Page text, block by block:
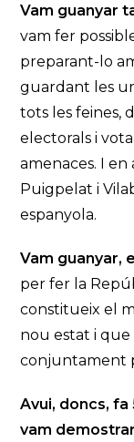
Vam guanyar
vam fer
preparant-lo
guardant les
tots les feines,
electorals i
amenaces. I en
Puigpelat i
espanyola.
Vam guanyar,
per fer la
constitueix el
nou estat i
conjuntament
Avui, doncs, fa
vam